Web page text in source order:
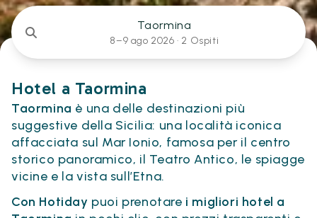
Taormina
8–9 ago 2026 · 2 Ospiti
Hotel a Taormina
Taormina è una delle destinazioni più
suggestive della Sicilia: una località iconica
affacciata sul Mar Ionio, famosa per il centro
storico panoramico, il Teatro Antico, le spiagge
vicine e la vista sull’Etna.
Con Hotiday puoi prenotare i migliori hotel a